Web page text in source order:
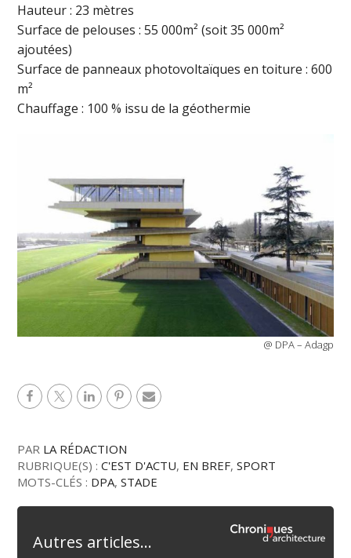
Hauteur : 23 mètres
Surface de pelouses : 55 000m² (soit 35 000m²
ajoutées)
Surface de panneaux photovoltaïques en toiture : 600
m²
Chauffage : 100 % issu de la géothermie
@ DPA – Adagp
PAR LA RÉDACTION
RUBRIQUE(S) :C'EST D'ACTU, EN BREF,SPORT
MOTS-CLÉS : DPA,STADE
Autres articles...